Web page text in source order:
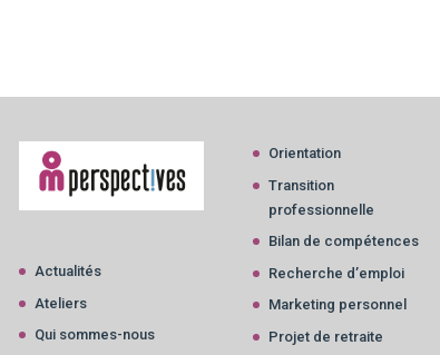
Actualités
Ateliers
Qui sommes-nous
Orientation
Transition
professionnelle
Bilan de compétences
Recherche d’emploi
Marketing personnel
Projet de retraite